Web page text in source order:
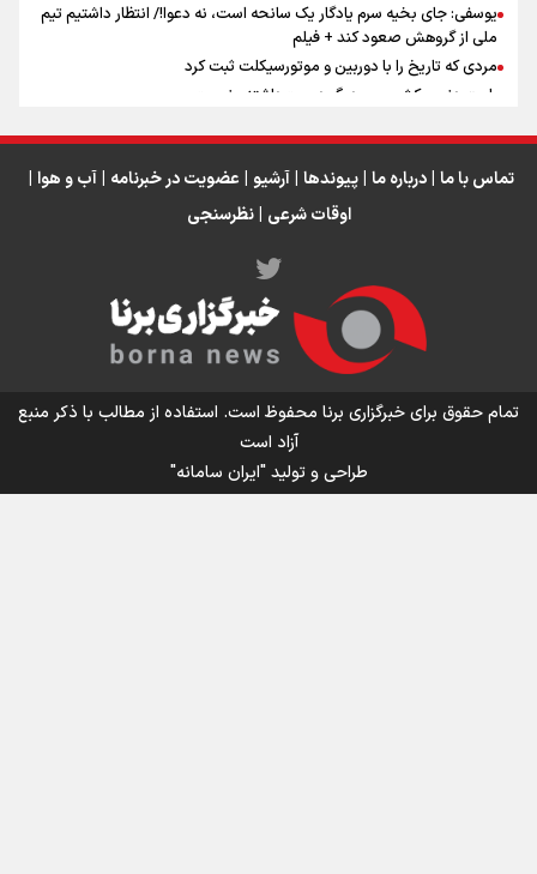
اینفو برنا/ میزان مالیات بر ارزش افزوده چقدر است؟
یوسفی: جای بخیه سرم یادگار یک سانحه است، نه دعوا!/ انتظار داشتیم تیم
ملی از گروهش صعود کند + فیلم
مردی که تاریخ را با دوربین و موتورسیکلت ثبت کرد
رابرت دنیرو: کشور من دیگر دوست‌داشتنی نیست
انتظار حضور تیم‌های بزرگ مثل استقلال در لیگ هستیم
تورم ۵۸ درصدی معدن / وقتی هزینه استخراج از توان قیمت‌گذاری سبقتتماس با ما | درباره ما | پیوندها | آرشیو | عضویت در خبرنامه | آب و هوا |
اوقات شرعی | نظرسنجی
تمام حقوق برای خبرگزاری برنا محفوظ است. استفاده از مطالب با ذکر منبع
آزاد است
طراحی و تولید"ایران سامانه"